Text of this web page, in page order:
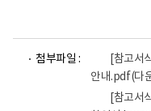
첨부파일 :
[참고서
안내.pdf(다
[참고서